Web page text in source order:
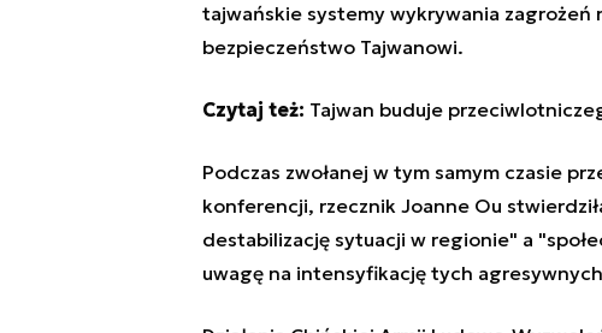
tajwańskie systemy wykrywania zagrożeń
bezpieczeństwo Tajwanowi.
Czytaj też: Tajwan buduje
Podczas zwołanej w tym samym czasie
konferencji, rzecznik Joanne Ou
destabilizację sytuacji w regionie" a
uwagę na intensyfikację tych agresywnych